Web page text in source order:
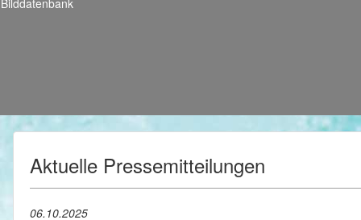
Aktuelle Pressemitteilungen
06.10.2025